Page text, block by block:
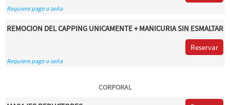
Requiere pago o seña
REMOCION DEL CAPPING UNICAMENTE + MANICURIA SIN ESMALTAR
Reservar
Requiere pago o seña
CORPORAL